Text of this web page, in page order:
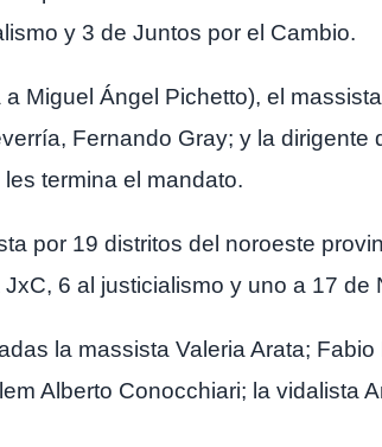
y 3 de Juntos por el Cambio.
Miguel Ángel Pichetto), el
Fernando Gray; y la
termina el mandato.
por 19 distritos del noroeste
6 al justicialismo y uno a 17 de
la massista Valeria Arata;
Alberto Conocchiari; la vidalista